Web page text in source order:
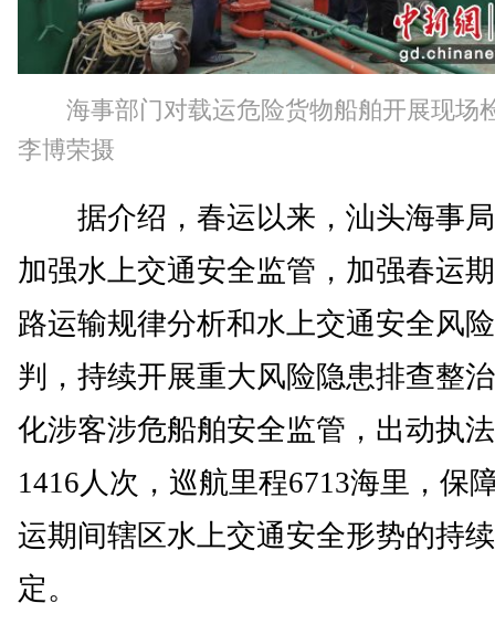
海事部门对载运危险货物船舶开展现场
李博荣摄
据介绍，春运以来，汕头海事
加强水上交通安全监管，加强春运
路运输规律分析和水上交通安全风
判，持续开展重大风险隐患排查整
化涉客涉危船舶安全监管，出动执
1416人次，巡航里程6713海里，保
运期间辖区水上交通安全形势的持
定。